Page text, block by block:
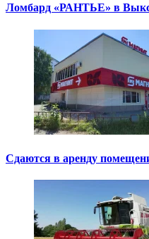
Ломбард «РАНТЬЕ» в
Сдаются в аренду